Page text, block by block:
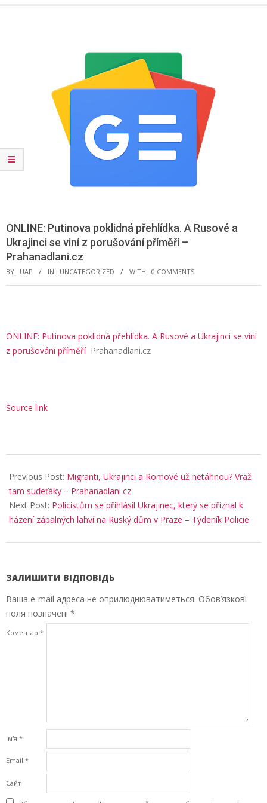
ONLINE: Putinova poklidná přehlídka. A Rusové a
Ukrajinci se viní z porušování příměří –
Prahanadlani.cz
BY: UAP IN: UNCATEGORIZED WITH: 0 COMMENTS
ONLINE: Putinova poklidná přehlídka. A Rusové a Ukrajinci se viní
z porušování příměří Prahanadlani.cz
Source link
05-
09
Previous Post: Migranti, Ukrajinci a Romové už netáhnou? Vraž
tam sudeťáky – Prahanadlani.cz
Next Post: Policistům se přihlásil Ukrajinec, který se přiznal k
házení zápalných lahví na Ruský dům v Praze – Týdeník Policie
ЗАЛИШИТИ ВІДПОВІДЬ
Ваша e-mail адреса не оприлюднюватиметься. Обов’язкові
поля позначені *
Коментар *
Ім'я *
Email *
Сайт